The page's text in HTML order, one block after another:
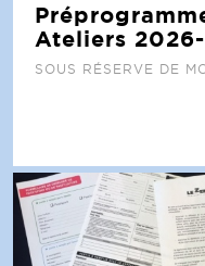
Ateliers
SOUS RÉSERVE DE